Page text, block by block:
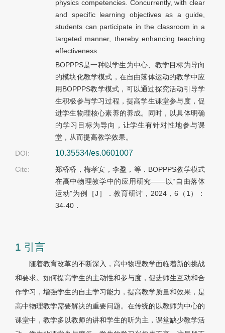
physics competencies. Concurrently, with clear
and specific learning objectives as a guide,
students can participate in the classroom in a
targeted manner, thereby enhancing teaching
effectiveness.
BOPPPS是一种以学生为中心、教学目标为导向
的模块化教学模式，在自由落体运动的教学中应
用BOPPPS教学模式，可以通过探究活动引导学
生积极参与学习过程，提高学生课堂参与度，促
进学生物理核心素养的养成。同时，以具体明确
的学习目标为导向，让学生有针对性地参与课
堂，从而提高教学效果。
DOI:
10.35534/es.0601007
Cite:
郑桥桥，梅孝安，李盈，等．BOPPPS教学模式
在高中物理教学中的应用研究——以“自由落体
运动”为例［J］．教育研讨，2024，6（1）：
34-40．
1 引言
随着教育改革的不断深入，高中物理教学面临着新的挑战
和要求。如何提高学生的主动性和参与度，促进师生互动和合
作学习，增强学生的自主学习能力，提高教学质量和效果，是
高中物理教学需要解决的重要问题。在传统的以教师为中心的
课堂中，教学多以教师的讲和学生的听为主，课堂缺少教学活